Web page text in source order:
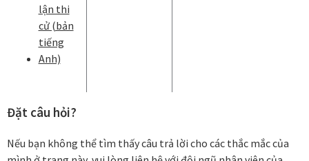
lận thi
cử (bản
tiếng
Anh)
Đặt câu hỏi?
Nếu bạn không thể tìm thấy câu trả lời cho các thắc mắc của